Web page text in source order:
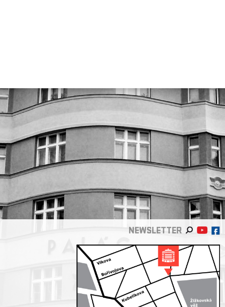
NEWSLETTER